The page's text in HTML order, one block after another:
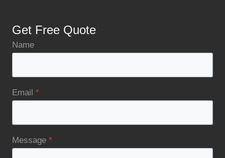
Get Free Quote
Name
Email *
Message *